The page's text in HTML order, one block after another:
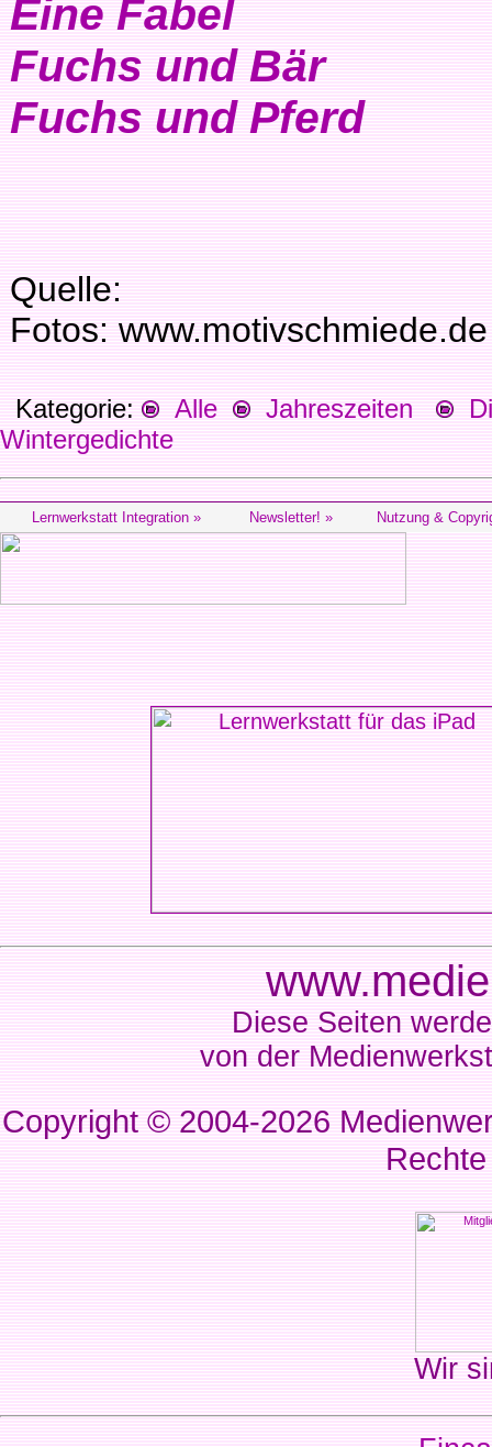
Eine Fabel
Fuchs und Bär
Fuchs und Pferd
Quelle:
Fotos: www.motivschmiede.de
Kategorie: Alle Jahreszeiten
Wintergedichte
Lernwerkstatt Integration » Newsletter! » Nutzung &
Diese Seiten
von der
Copyright © 2004-2026
Wir